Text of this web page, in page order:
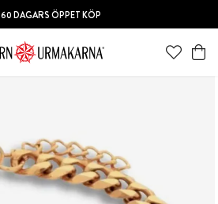
60 DAGARS ÖPPET KÖP